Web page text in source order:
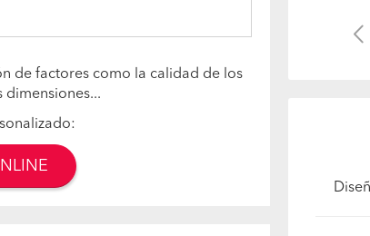
de factores como la calidad de los
dimensiones...